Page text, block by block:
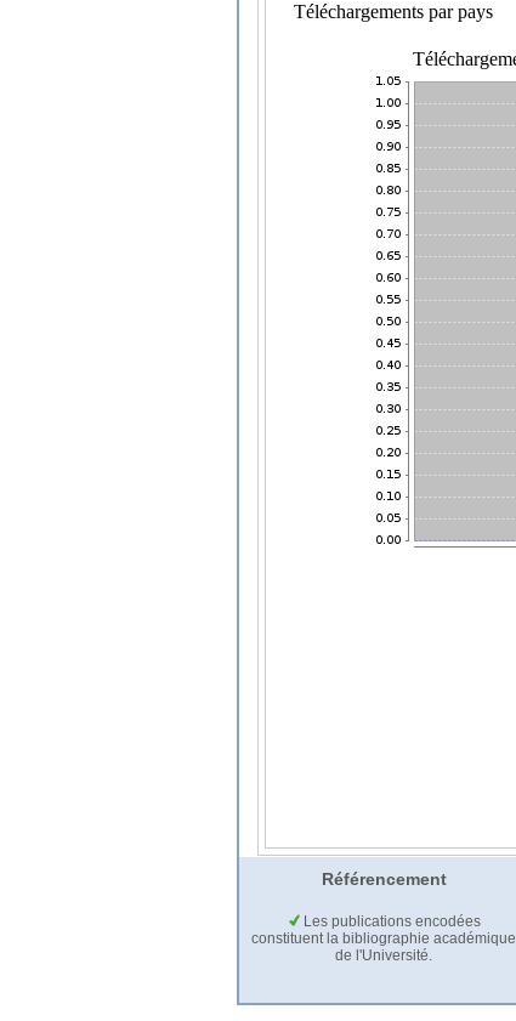
Référencement
Les publications encodées
constituent la bibliographie académique
de l'Université.